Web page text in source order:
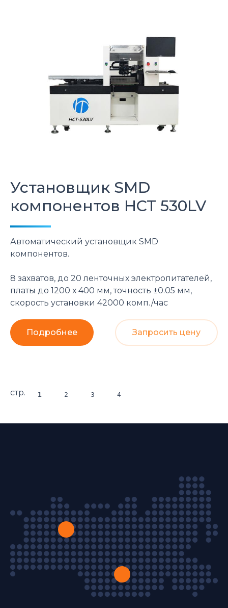
Установщик SMD
компонентов HCT 530LV
Автоматический установщик SMD
компонентов.
8 захватов, до 20 ленточных электропитателей,
платы до 1200 х 400 мм, точность ±0.05 мм,
скорость установки 42000 комп./час
Подробнее Запросить цену
стр. 1 2 3 4